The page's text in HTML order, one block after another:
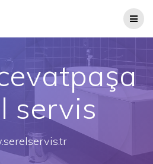
servis